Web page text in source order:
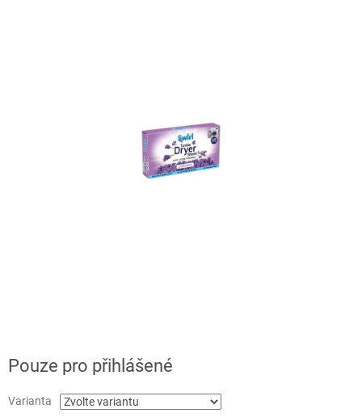
Pouze pro přihlášené
Varianta